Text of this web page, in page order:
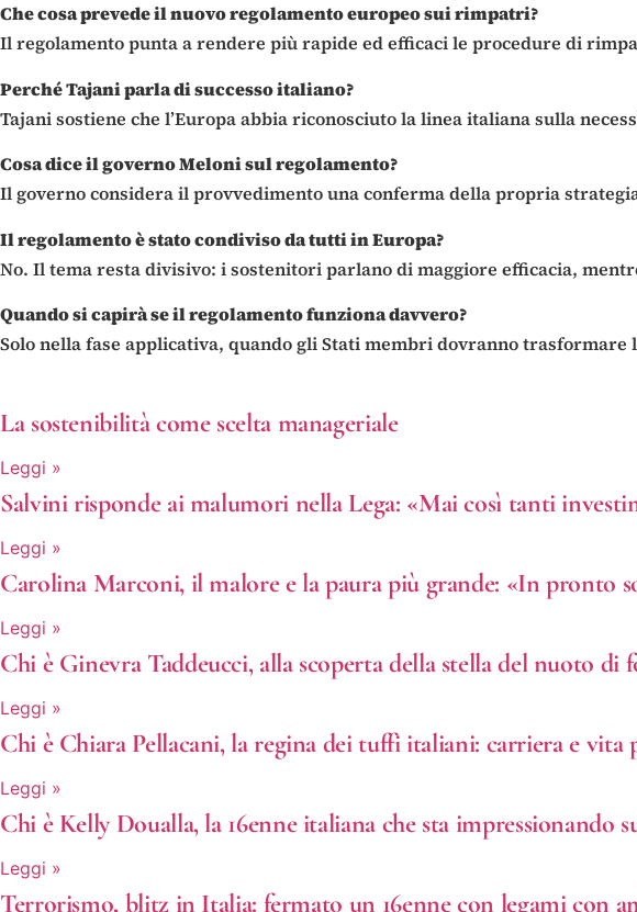
Che cosa prevede il nuovo regolamento europeo sui rimpatri?
Il regolamento punta a rendere più rapide ed efficaci le procedure di
Perché Tajani parla di successo italiano?
Tajani sostiene che l’Europa abbia riconosciuto la linea italiana sulla
Cosa dice il governo Meloni sul regolamento?
Il governo considera il provvedimento una conferma della propria
Il regolamento è stato condiviso da tutti in Europa?
No. Il tema resta divisivo: i sostenitori parlano di maggiore efficacia,
Quando si capirà se il regolamento funziona davvero?
Solo nella fase applicativa, quando gli Stati membri dovranno
La sostenibilità come scelta manageriale
Leggi »
Salvini risponde ai malumori nella Lega: «Mai così tanti
Leggi »
Carolina Marconi, il malore e la paura più grande: «In pronto
Leggi »
Chi è Ginevra Taddeucci, alla scoperta della stella del nuoto di
Leggi »
Chi è Chiara Pellacani, la regina dei tuffi italiani: carriera e vita
Leggi »
Chi è Kelly Doualla, la 16enne italiana che sta impressionando
Leggi »
Terrorismo, blitz in Italia: fermato un 16enne con legami con